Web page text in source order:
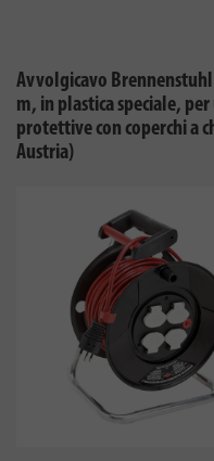
Avvolgicavo
m, in plastica speciale,
protettive con coperchi a
Austria)